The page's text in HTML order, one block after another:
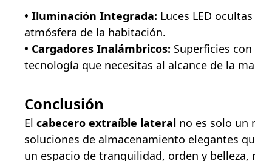
• Iluminación Integrada: Luces LED
atmósfera de la habitación.
• Cargadores Inalámbricos: Superficies
tecnología que necesitas al alcance de la
Conclusión
El cabecero extraíble lateral no es solo un
soluciones de almacenamiento elegantes
un espacio de tranquilidad, orden y